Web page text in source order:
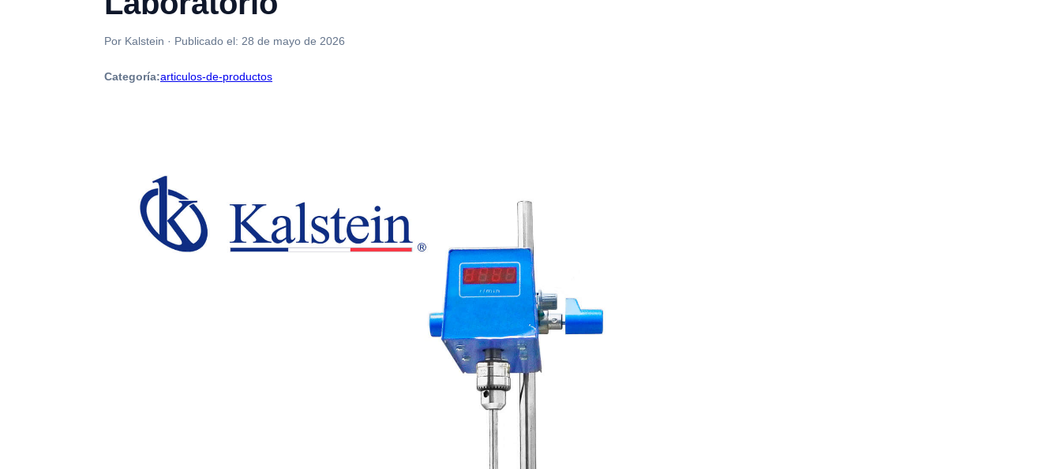
Por Kalstein · Publicado el: 28 de mayo de 2026
Categoría:articulos-de-productos